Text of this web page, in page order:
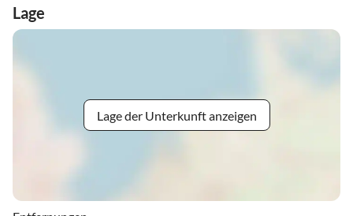
Lage
Lage der Unterkunft anzeigen